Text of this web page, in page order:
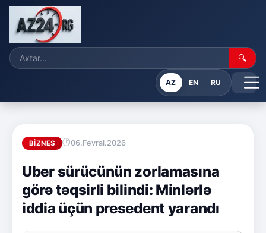
🔍
AZ EN RU
BIZNES 06.Fevral.2026
Uber sürücünün zorlamasına
görə təqsirli bilindi: Minlərlə
iddia üçün presedent yarandı